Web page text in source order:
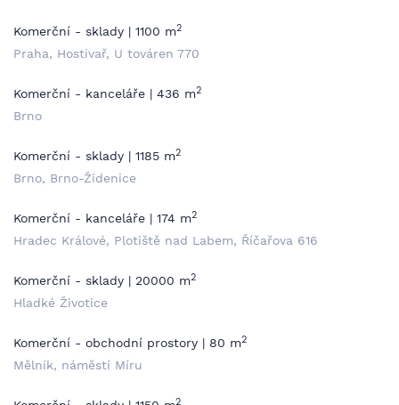
Komerční - sklady | 1100 m2
Praha, Hostivař, U továren 770
Komerční - kanceláře | 436 m2
Brno
Komerční - sklady | 1185 m2
Brno, Brno-Židenice
Komerční - kanceláře | 174 m2
Hradec Králové, Plotiště nad Labem, Říčařova 616
Komerční - sklady | 20000 m2
Hladké Životice
Komerční - obchodní prostory | 80 m2
Mělník, náměstí Míru
2